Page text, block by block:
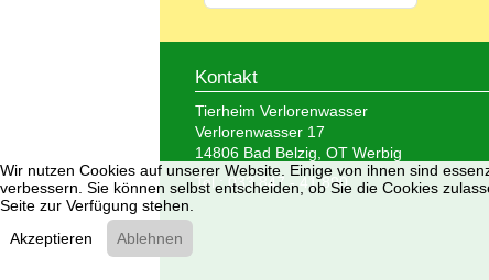
Kontakt
Tierheim Verlorenwasser
Verlorenwasser 17
14806 Bad Belzig, OT Werbig
Tel.: 033 847 - 41 890
Wir nutzen Cookies auf unserer Website. Einige von ihnen sind
verbessern. Sie können selbst entscheiden, ob Sie die Cookies
Seite zur Verfügung stehen.
Akzeptieren
Ablehnen